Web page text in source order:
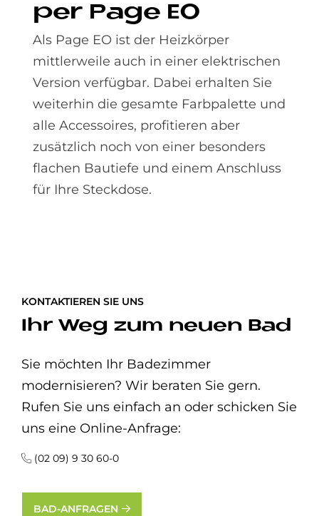
per Page EO
Als Page EO ist der Heizkörper
mittlerweile auch in einer elektrischen
Version verfügbar. Dabei erhalten Sie
weiterhin die gesamte Farbpalette und
alle Accessoires, profitieren aber
zusätzlich noch von einer besonders
flachen Bautiefe und einem Anschluss
für Ihre Steckdose.
KONTAKTIEREN SIE UNS
Ihr Weg zum neuen Bad
Sie möchten Ihr Badezimmer
modernisieren? Wir beraten Sie gern.
Rufen Sie uns einfach an oder schicken Sie
uns eine Online-Anfrage:
(02 09) 9 30 60-0
BAD-ANFRAGEN